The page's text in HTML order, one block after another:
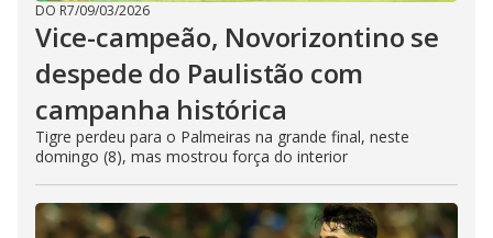
DO R7/09/03/2026
Vice-campeão, Novorizontino se
despede do Paulistão com
campanha histórica
Tigre perdeu para o Palmeiras na grande final, neste
domingo (8), mas mostrou força do interior